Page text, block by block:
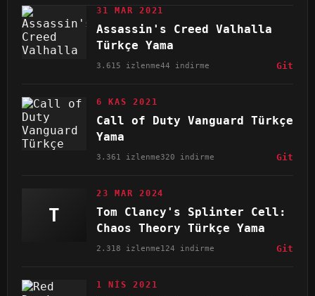
31 MAR 2021
Assassin's Creed Valhalla
Türkçe Yama
3.615 izlenme44 indirme Git
6 KAS 2021
Call of Duty Vanguard Türkçe
Yama
3.361 izlenme320 indirme Git
T
23 MAR 2024
Tom Clancy's Splinter Cell:
Chaos Theory Türkçe Yama
2.318 izlenme124 indirme Git
1 NIS 2021